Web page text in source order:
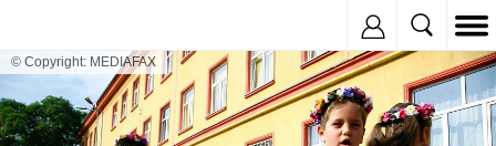
© Copyright: MEDIAFAX